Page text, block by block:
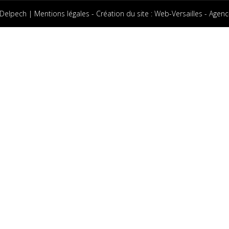
| Mentions légales - Création du site : Web-Versailles -